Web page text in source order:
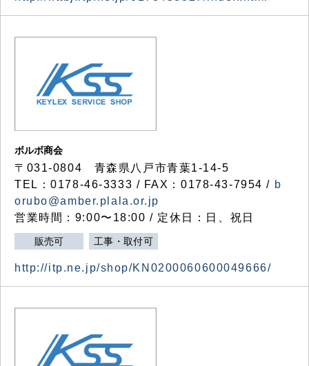
ボルボ商会
〒031-0804 青森県八戸市青葉1-14-5
TEL：0178-46-3333 / FAX：0178-43-7954 / b
orubo@amber.plala.or.jp
営業時間：9:00〜18:00 / 定休日：日、祝日
販売可 工事・取付可
http://itp.ne.jp/shop/KN0200060600049666/